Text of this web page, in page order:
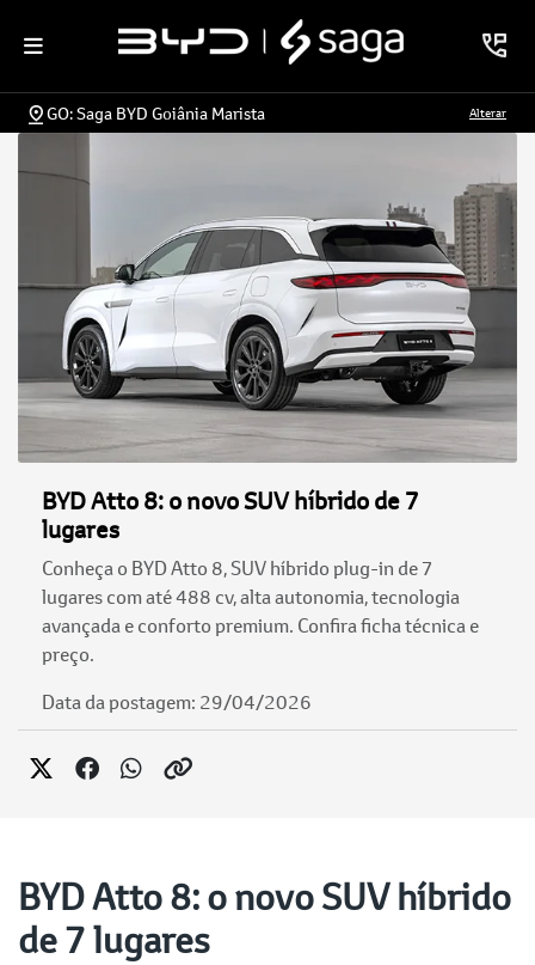
GO: Saga BYD Goiânia Marista Alterar
BYD Atto 8: o novo SUV híbrido de 7
lugares
Conheça o BYD Atto 8, SUV híbrido plug-in de 7
lugares com até 488 cv, alta autonomia, tecnologia
avançada e conforto premium. Confira ficha técnica e
preço.
Data da postagem: 29/04/2026
BYD Atto 8: o novo SUV híbrido
de 7 lugares